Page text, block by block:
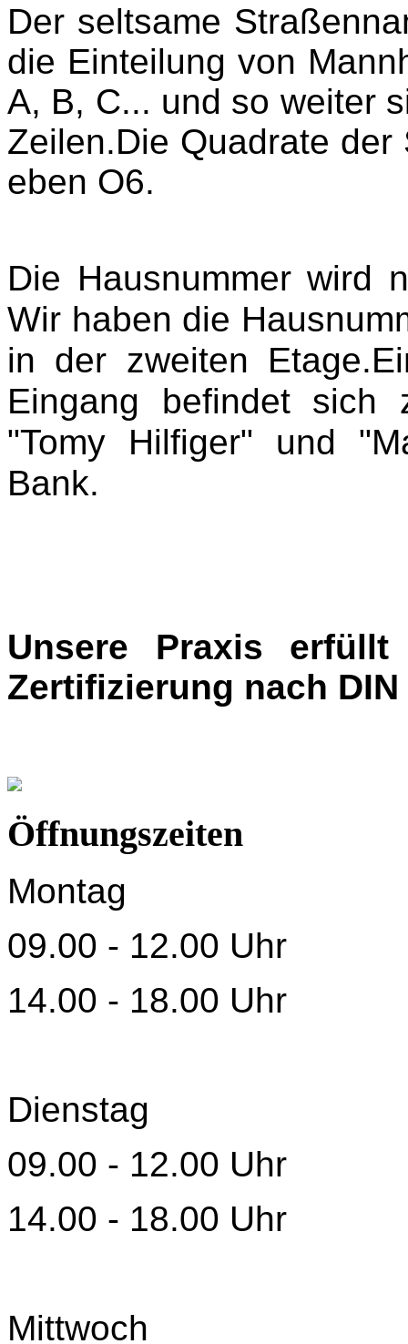
Der seltsame
die Einteilung von
A, B, C... und so weiter
Zeilen.Die Quadrate
eben O6.
Die Hausnummer wird
Wir haben die
in der zweiten
Eingang befindet sich
"Tomy Hilfiger" und
Bank.
Unsere Praxis erfüllt
Zertifizierung nach DIN
Öffnungszeiten
Montag
09.00 - 12.00 Uhr
14.00 - 18.00 Uhr
Dienstag
09.00 - 12.00 Uhr
14.00 - 18.00 Uhr
Mittwoch